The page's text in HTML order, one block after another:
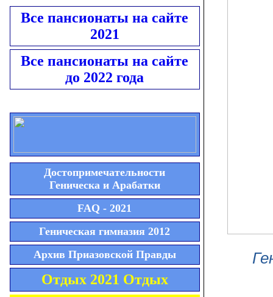
Все пансионаты на сайте
2021
Все пансионаты на сайте
до 2022 года
Достопримечательности
Геническа и Арабатки
FAQ - 2021
Геническая гимназия 2012
Архив Приазовской Правды
Отдых 2021 Отдых